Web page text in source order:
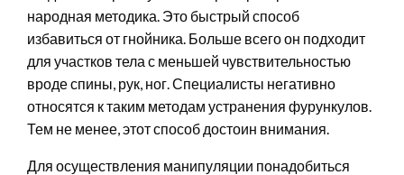
народная методика. Это быстрый способ
избавиться от гнойника. Больше всего он подходит
для участков тела с меньшей чувствительностью
вроде спины, рук, ног. Специалисты негативно
относятся к таким методам устранения фурункулов.
Тем не менее, этот способ достоин внимания.
Для осуществления манипуляции понадобиться